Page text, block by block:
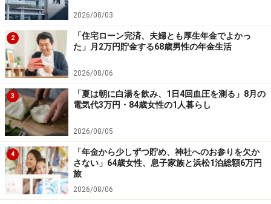
した。自分の金融資産を細かく把握するようになり、長
期にわたる（資産の増減に関する）人生設計がかなり明
確になりました。夫婦共に散財するタイプでは無いの
で、ひょっとするとお金を使いきれずに死ぬ事になるの
かもしれないと思う事もあります」とコメント。
また「営業マンの説明を聞いただけで内容についてよく
検討せずに購入してしまった投信があり、かなりの値下
がりをしています（現在、半値程度）。購入後、2～3ヶ
月でその担当営業マンは退職をしたので、急いで売りた
い理由が何かあったのかな？と思わなくもありません」
とのこと。
2026/08/03
2
「住宅ローン完済、夫婦とも厚生年金でよかっ
た」月2万円貯金する68歳男性の年金生活
2026/08/06
3
「夏は朝に白湯を飲み、1日4回血圧を測る」8月の
電気代3万円・84歳女性の1人暮らし
2026/08/05
4
「年金から少しずつ貯め、神社へのお参りを欠か
さない」64歳女性、息子家族と浜松1泊総額6万円
旅
2026/08/06